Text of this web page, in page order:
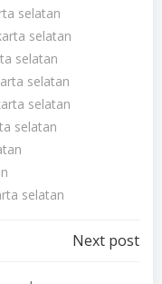
selatan
selatan
selatan
selatan
selatan
selatan
selatan
Next post